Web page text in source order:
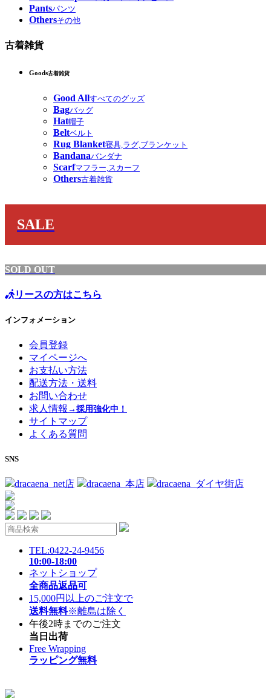
Pantsパンツ
Othersその他
古着雑貨
Goods古着雑貨
Good Allすべてのグッズ
Bagバッグ
Hat帽子
Beltベルト
Rug Blanket寝具,ラグ,ブランケット
Bandanaバンダナ
Scarfマフラー,スカーフ
Others古着雑貨
SALE
SOLD OUT
リースの方はこちら
インフォメーション
会員登録
マイページへ
お支払い方法
配送方法・送料
お問い合わせ
求人情報 →採用強化中！
サイトマップ
よくある質問
SNS
dracaena_net店 dracaena_本店 dracaena_ダイヤ街店
TEL:0422-24-9456
10:00-18:00
ネットショップ
全商品返品可
15,000円以上のご注文で
送料無料※離島は除く
午後2時までのご注文
当日出荷
Free Wrapping
ラッピング無料